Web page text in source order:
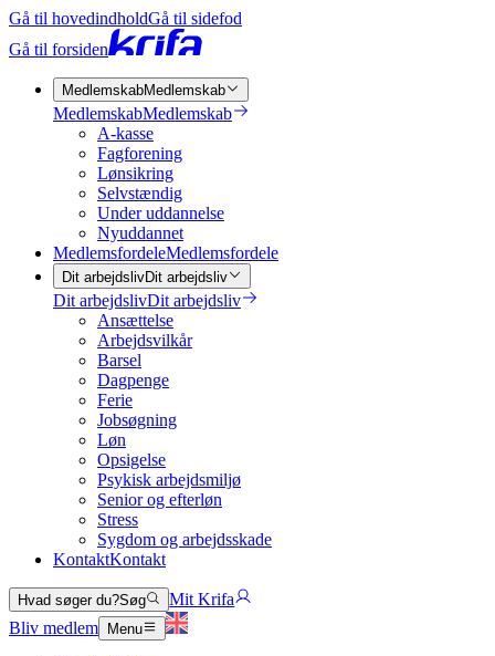
Gå til hovedindholdGå til sidefod
Gå til forsiden
MedlemskabMedlemskab
MedlemskabMedlemskab
A-kasse
Fagforening
Lønsikring
Selvstændig
Under uddannelse
Nyuddannet
MedlemsfordeleMedlemsfordele
Dit arbejdslivDit arbejdsliv
Dit arbejdslivDit arbejdsliv
Ansættelse
Arbejdsvilkår
Barsel
Dagpenge
Ferie
Jobsøgning
Løn
Opsigelse
Psykisk arbejdsmiljø
Senior og efterløn
Stress
Sygdom og arbejdsskade
KontaktKontakt
Hvad søger du?Søg
Mit Krifa
Bliv medlem
Menu